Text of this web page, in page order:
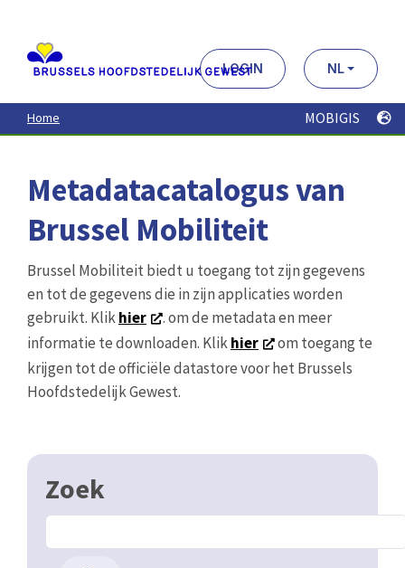
contenu
principal
LOGIN NL
Home MOBIGIS
Metadatacatalogus van
Brussel Mobiliteit
Brussel Mobiliteit biedt u toegang tot zijn gegevens
en tot de gegevens die in zijn applicaties worden
gebruikt. Klikhier
. om de metadata en meer
informatie te downloaden. Klikhier
om toegang te
krijgen tot de officiële datastore voor het Brussels
Hoofdstedelijk Gewest.
Zoek